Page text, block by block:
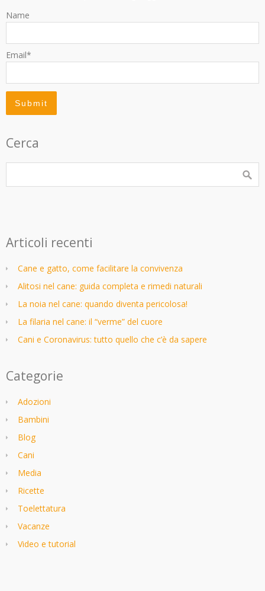
Name
Email*
Cerca
Articoli recenti
Cane e gatto, come facilitare la convivenza
Alitosi nel cane: guida completa e rimedi naturali
La noia nel cane: quando diventa pericolosa!
La filaria nel cane: il “verme” del cuore
Cani e Coronavirus: tutto quello che c’è da sapere
Categorie
Adozioni
Bambini
Blog
Cani
Media
Ricette
Toelettatura
Vacanze
Video e tutorial